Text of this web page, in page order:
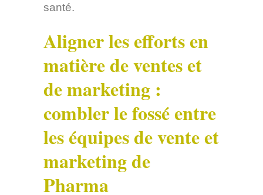
santé.
Aligner les efforts en
matière de ventes et
de marketing :
combler le fossé entre
les équipes de vente et
marketing de
Pharma